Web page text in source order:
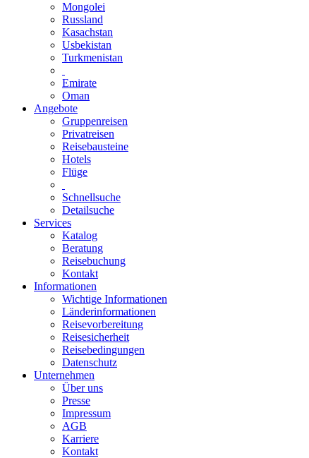
Mongolei
Russland
Kasachstan
Usbekistan
Turkmenistan
Emirate
Oman
Angebote
Gruppenreisen
Privatreisen
Reisebausteine
Hotels
Flüge
Schnellsuche
Detailsuche
Services
Katalog
Beratung
Reisebuchung
Kontakt
Informationen
Wichtige Informationen
Länderinformationen
Reisevorbereitung
Reisesicherheit
Reisebedingungen
Datenschutz
Unternehmen
Über uns
Presse
Impressum
AGB
Karriere
Kontakt